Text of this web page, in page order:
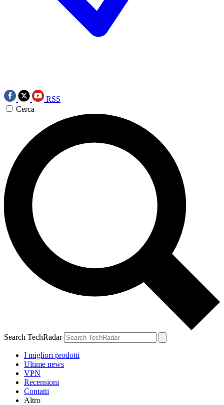
RSS
Cerca
Search TechRadar
I migliori prodotti
Ultime news
VPN
Recensioni
Contatti
Altro